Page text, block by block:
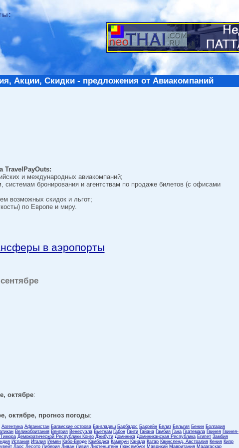
Акции, Скидки - предложения от Авиакомпаний
TravelPayOuts:
и международных авиакомпаний;
системам бронирования и агентствам по продаже билетов (с офисами
возможных скидок и льгот;
по Европе и миру.
в аэропорты
октябре:
октябре, прогноз погоды:
Аргентина Афганистан Багамские острова Бангладеш Барбадос Бахрейн Белиз Бельгия Бенин Болгария
Великобритания Венгрия Венесуэла Вьетнам Габон Гаити Гайана Гамбия Гана Гватемала Гвинея Гвинея-
Тимора Демократической Республики Конго Джибути Доминика Доминиканская Республика Египет Замбия
Испания Италия Йемен Кабо-Верде Камбоджа Камерун Канада Катар Квинсленд, Австралия Кения Кипр
Лаос Лесото Либерия Ливан Ливия Лихтенштейн Люксембург Маврикий Мавритания Мадагаскар